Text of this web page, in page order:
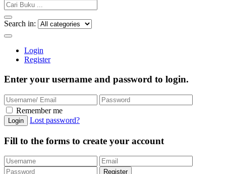
Search in:
Login
Register
Enter your username and password to login.
Remember me
Lost password?
Fill to the forms to create your account